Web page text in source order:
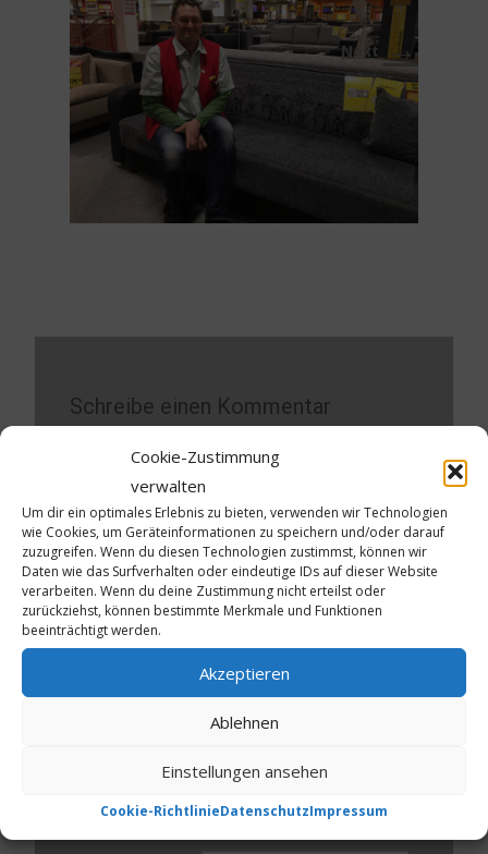
Cookie-Zustimmung
verwalten
Um dir ein optimales Erlebnis zu bieten, verwenden wir Technologien
wie Cookies, um Geräteinformationen zu speichern und/oder darauf
zuzugreifen. Wenn du diesen Technologien zustimmst, können wir
Daten wie das Surfverhalten oder eindeutige IDs auf dieser Website
verarbeiten. Wenn du deine Zustimmung nicht erteilst oder
zurückziehst, können bestimmte Merkmale und Funktionen
beeinträchtigt werden.
Akzeptieren
Ablehnen
Einstellungen ansehen
Cookie-RichtlinieDatenschutzImpressum
Next →
Schreibe einen Kommentar
Deine E-Mail-Adresse wird nicht veröffentlicht.
Erforderliche Felder sind mit
Kommentar*
E-Mail-Adresse*